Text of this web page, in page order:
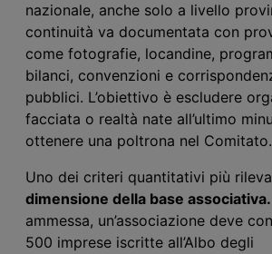
nazionale, anche solo a livello
continuità va documentata con
come fotografie, locandine,
bilanci, convenzioni e
pubblici. L’obiettivo è escludere
facciata o realtà nate all’ultimo
ottenere una poltrona nel Comitato.
Uno dei criteri quantitativi più
dimensione della base associativa.
ammessa, un’associazione deve
500 imprese iscritte all’Albo degli